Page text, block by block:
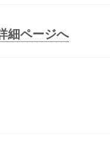
細ページへ